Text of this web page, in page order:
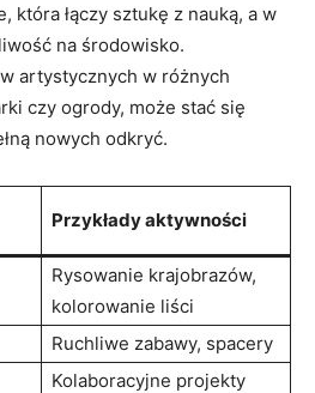
która łączy sztukę⁤ z nauką, a w
na środowisko.
‌artystycznych w różnych
czy ogrody,⁤ może stać się
nowych odkryć.
Przykłady aktywności
Rysowanie krajobrazów,
kolorowanie liści
Ruchliwe zabawy, spacery
Kolaboracyjne projekty